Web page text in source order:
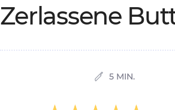
Zer­las­se­ne
5 MIN.